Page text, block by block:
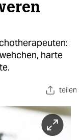
harte
teilen